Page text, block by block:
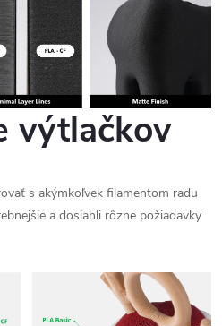
výtlačkov
s akýmkoľvek filamentom radu
a dosiahli rôzne požiadavky